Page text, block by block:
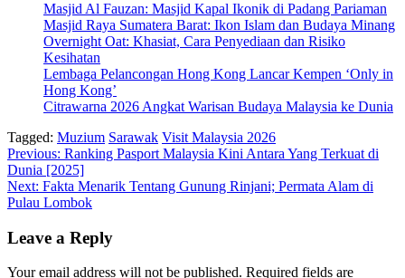
Masjid Al Fauzan: Masjid Kapal Ikonik di Padang Pariaman
Masjid Raya Sumatera Barat: Ikon Islam dan Budaya Minang
Overnight Oat: Khasiat, Cara Penyediaan dan Risiko
Kesihatan
Lembaga Pelancongan Hong Kong Lancar Kempen ‘Only in
Hong Kong’
Citrawarna 2026 Angkat Warisan Budaya Malaysia ke Dunia
Tagged: Muzium Sarawak Visit Malaysia 2026
Post
navigation
Previous: Ranking Pasport Malaysia Kini Antara Yang Terkuat di
Dunia [2025]
Next: Fakta Menarik Tentang Gunung Rinjani; Permata Alam di
Pulau Lombok
Leave a Reply
Your email address will not be published. Required fields are